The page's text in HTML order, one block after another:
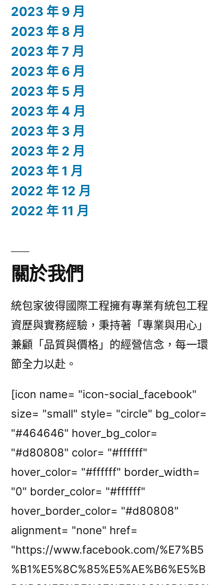
2023 年 9 月
2023 年 8 月
2023 年 7 月
2023 年 6 月
2023 年 5 月
2023 年 4 月
2023 年 3 月
2023 年 2 月
2023 年 1 月
2022 年 12 月
2022 年 11 月
關於我們
統包家彼得國際工程擁有專業有統包工程
資歷與實務經驗，秉持著「專業與用心」
兼顧「品質與價格」的經營信念，每一環
節全力以赴。
[icon name= "icon-social_facebook"
size= "small" style= "circle" bg_color=
"#464646" hover_bg_color=
"#d80808" color= "#ffffff"
hover_color= "#ffffff" border_width=
"0" border_color= "#ffffff"
hover_border_color= "#d80808"
alignment= "none" href=
"https://www.facebook.com/%E7%B5
%B1%E5%8C%85%E5%AE%B6%E5%B